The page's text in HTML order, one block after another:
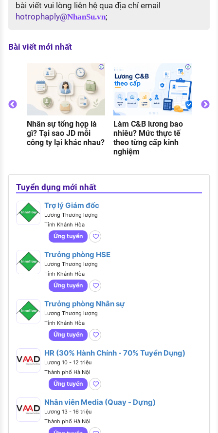
bài viết vui lòng liên hệ qua địa chỉ email
hotrophaply@NhanSu.vn;
Bài viết mới nhất
Nhân sự tổng hợp là
gì? Tại sao JD mỗi
công ty lại khác nhau?
Làm C&B lương bao
nhiêu? Mức thực tế
theo từng cấp kinh
nghiệm
khi
Tuyển dụng mới nhất
Trợ lý Giám đốc
Lương Thương lượng
Tỉnh Khánh Hòa
Ứng tuyển
Trưởng phòng HSE
Lương Thương lượng
Tỉnh Khánh Hòa
Ứng tuyển
Trưởng phòng Nhân sự
Lương Thương lượng
Tỉnh Khánh Hòa
Ứng tuyển
HR (30% Hành Chính - 70% Tuyển Dụng)
Lương 10 - 12 triệu
Thành phố Hà Nội
Ứng tuyển
Nhân viên Media (Quay - Dựng)
Lương 13 - 16 triệu
Thành phố Hà Nội